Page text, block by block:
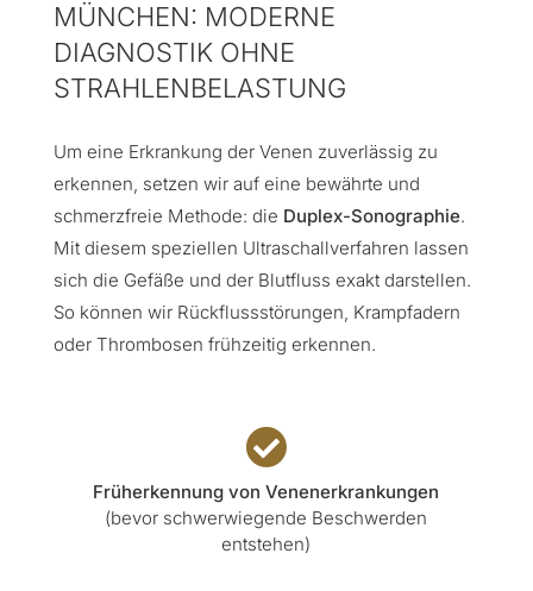
MÜNCHEN: MODERNE
DIAGNOSTIK OHNE
STRAHLENBELASTUNG
Um eine Erkrankung der Venen zuverlässig zu
erkennen, setzen wir auf eine bewährte und
schmerzfreie Methode: die Duplex-Sonographie.
Mit diesem speziellen Ultraschallverfahren lassen
sich die Gefäße und der Blutfluss exakt darstellen.
So können wir Rückflussstörungen, Krampfadern
oder Thrombosen frühzeitig erkennen.

Früherkennung von Venenerkrankungen
(bevor schwerwiegende Beschwerden
entstehen)